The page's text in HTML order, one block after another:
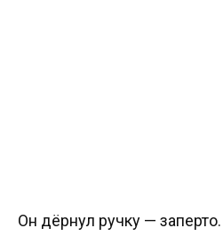
Он дёрнул ручку —